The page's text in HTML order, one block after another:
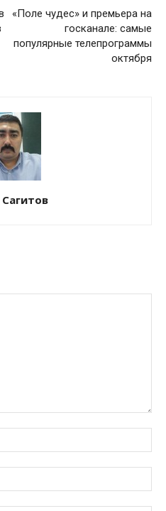
«Поле чудес» и премьера на
госканале: самые
популярные телепрограммы
октября